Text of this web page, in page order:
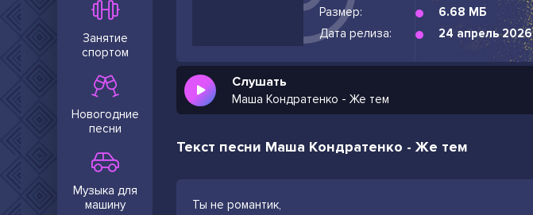
Занятие
спортом
Новогодние
песни
Музыка для
машину
Размер:
6.68 МБ
Дата релиза:
24 апрель 2026
Слушать
Маша Кондратенко - Же тем
Текст песни Маша Кондратенко - Же тем
Ты не романтик,